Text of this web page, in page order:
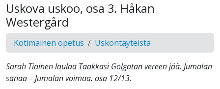
Uskova uskoo, osa 3. Håkan
Westergård
Kotimainen opetus Uskontäyteistä
Sarah Tiainen laulaa Taakkasi Golgatan vereen jää. Jumalan
sanaa – Jumalan voimaa, osa 12/13.